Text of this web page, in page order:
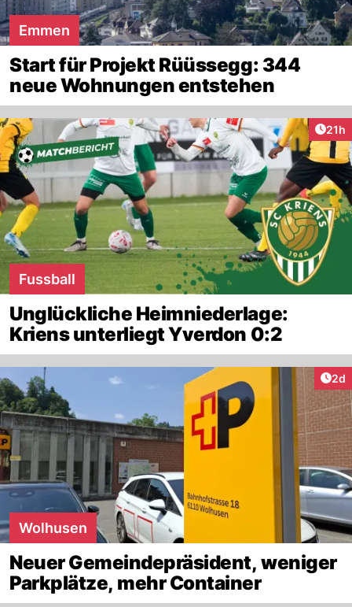
Emmen
Start für Projekt Rüüssegg: 344
neue Wohnungen entstehen
21h
Fussball
Unglückliche Heimniederlage:
Kriens unterliegt Yverdon 0:2
2d
Wolhusen
Neuer Gemeindepräsident, weniger
Parkplätze, mehr Container